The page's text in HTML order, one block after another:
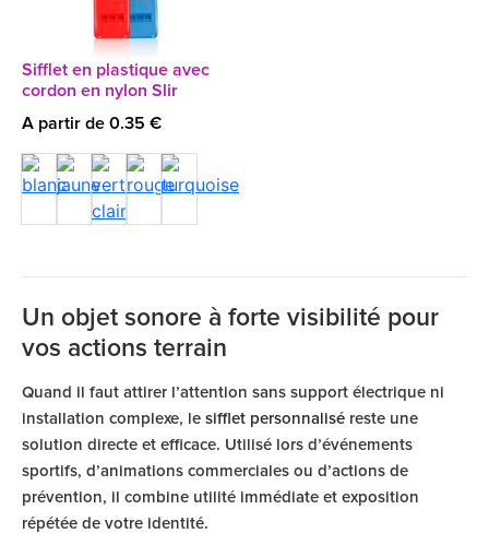
Sifflet en plastique avec
cordon en nylon Slir
A partir de 0.35 €
Un objet sonore à forte visibilité pour
vos actions terrain
Quand il faut attirer l’attention sans support électrique ni
installation complexe, le sifflet personnalisé reste une
solution directe et efficace. Utilisé lors d’événements
sportifs, d’animations commerciales ou d’actions de
prévention, il combine utilité immédiate et exposition
répétée de votre identité.